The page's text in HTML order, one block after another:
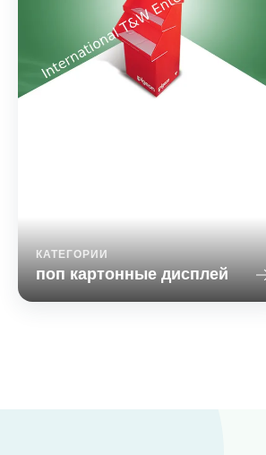
КАТЕГОРИИ
поп картонные дисплей
поп картонные дисплей
Pigeon Brand Three Tray POP
Cardboard Display With Stack-up Design
for Selling Kid Products Quick Detail: